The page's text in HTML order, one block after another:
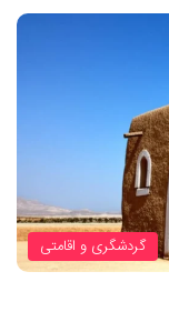
گردشگری و اقامتی